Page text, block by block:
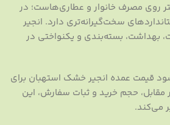
روی مصرف خانوار و عطاری‌هاست؛ در
سخت‌گیرانه‌تری دارد. انجیر
بهداشت، بسته‌بندی و یکنواختی در
قیمت عمده انجیر خشک استهبان برای
مقابل، حجم خرید و ثبات سفارش، این
می‌کند.